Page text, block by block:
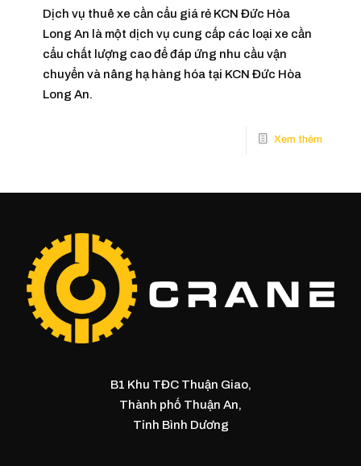
Dịch vụ thuê xe cần cẩu giá rẻ KCN Đức Hòa
Long An là một dịch vụ cung cấp các loại xe cần
cẩu chất lượng cao để đáp ứng nhu cầu vận
chuyển và nâng hạ hàng hóa tại KCN Đức Hòa
Long An.
B1 Khu TĐC Thuận Giao,
Thành phố Thuận An,
Tỉnh Bình Dương